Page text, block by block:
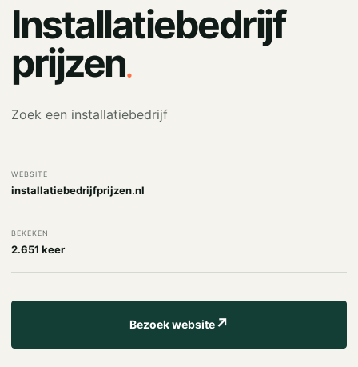
Installatiebedrijf
prijzen.
Zoek een installatiebedrijf
WEBSITE
installatiebedrijfprijzen.nl
BEKEKEN
2.651 keer
Bezoek website↗